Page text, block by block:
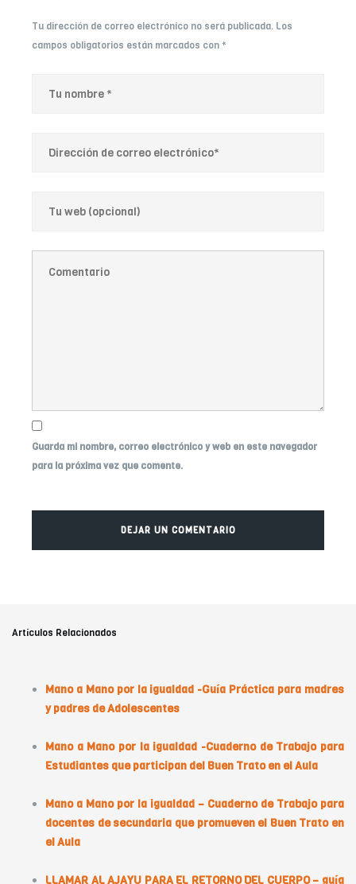
Tu dirección de correo electrónico no será publicada. Los
campos obligatorios están marcados con*
Guarda mi nombre, correo electrónico y web en este navegador
para la próxima vez que comente.
Artículos Relacionados
Mano a Mano por la igualdad -Guía Práctica para madres
y padres de Adolescentes
Mano a Mano por la igualdad -Cuaderno de Trabajo para
Estudiantes que participan del Buen Trato en el Aula
Mano a Mano por la igualdad – Cuaderno de Trabajo para
docentes de secundaria que promueven el Buen Trato en
el Aula
LLAMAR AL AJAYU PARA EL RETORNO DEL CUERPO – guía